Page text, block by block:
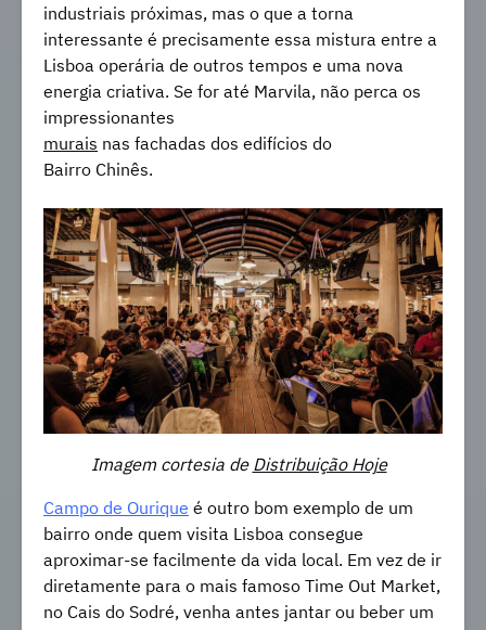
industriais próximas, mas o que a torna
interessante é precisamente essa mistura entre a
Lisboa operária de outros tempos e uma nova
energia criativa. Se for até Marvila, não perca os
impressionantes
murais nas fachadas dos edifícios do
Bairro Chinês.
Imagem cortesia de Distribuição Hoje
Campo de Ourique é outro bom exemplo de um
bairro onde quem visita Lisboa consegue
aproximar-se facilmente da vida local. Em vez de ir
diretamente para o mais famoso Time Out Market,
no Cais do Sodré, venha antes jantar ou beber um